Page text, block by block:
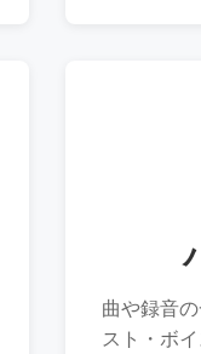
曲や録音
スト・ボ